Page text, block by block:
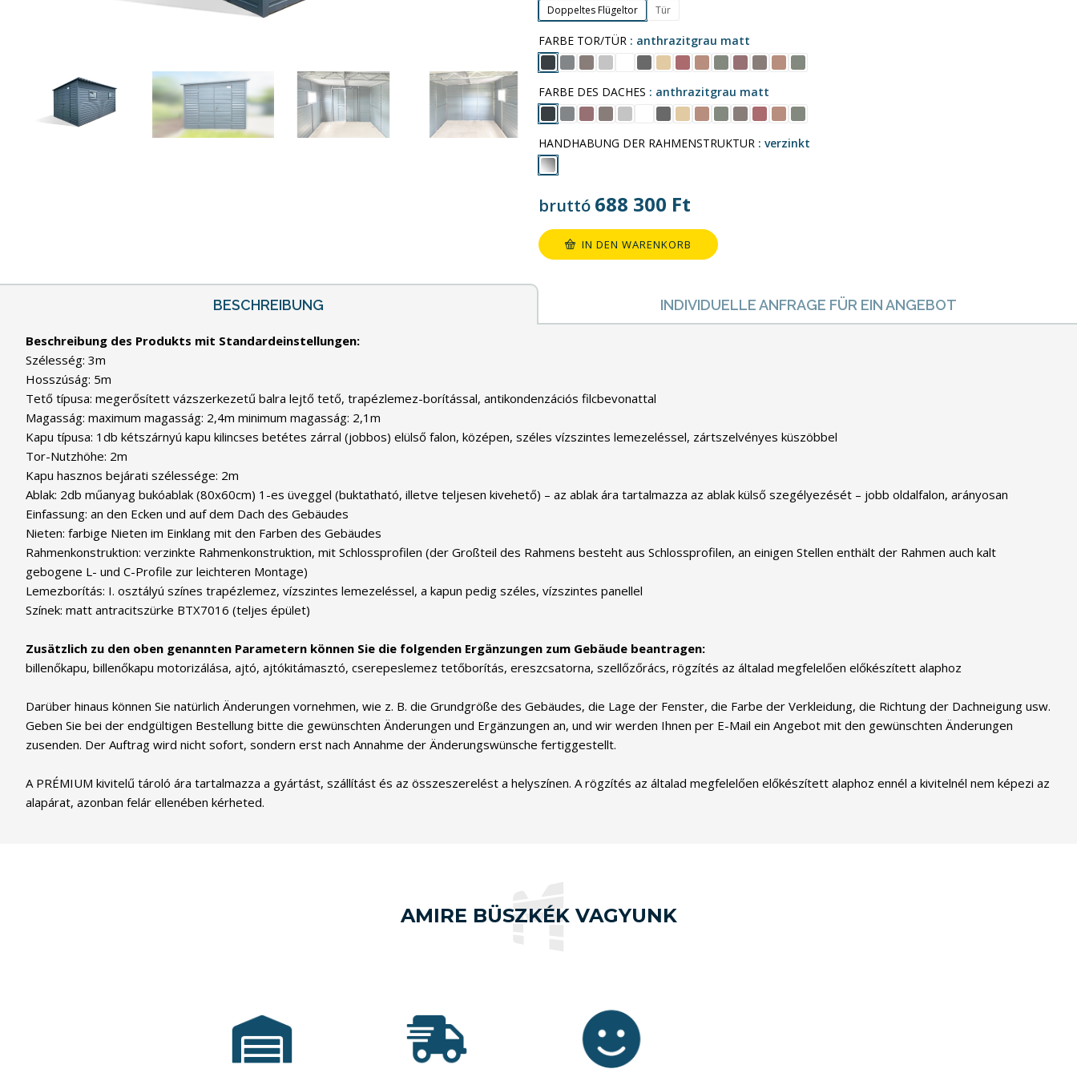
Doppeltes Flügeltor Tür
FARBE TOR/TÜR anthrazitgrau matt
FARBE DES DACHES anthrazitgrau matt
HANDHABUNG DER RAHMENSTRUKTUR verzinkt
bruttó 688 300 Ft
IN DEN WARENKORB
BESCHREIBUNG INDIVIDUELLE ANFRAGE FÜR EIN ANGEBOT
Beschreibung des Produkts mit Standardeinstellungen:
Szélesség: 3m
Hosszúság: 5m
Tető típusa: megerősített vázszerkezetű balra lejtő tető, trapézlemez-borítással, antikondenzációs filcbevonattal
Magasság: maximum magasság: 2,4m minimum magasság: 2,1m
Kapu típusa: 1db kétszárnyú kapu kilincses betétes zárral (jobbos) elülső falon, középen, széles vízszintes lemezeléssel, zártszelvényes küszöbbel
Tor-Nutzhöhe: 2m
Kapu hasznos bejárati szélessége: 2m
Ablak: 2db műanyag bukóablak (80x60cm) 1-es üveggel (buktatható, illetve teljesen kivehető) – az ablak ára tartalmazza az ablak külső szegélyezését – jobb oldalfalon, arányosan
Einfassung: an den Ecken und auf dem Dach des Gebäudes
Nieten: farbige Nieten im Einklang mit den Farben des Gebäudes
Rahmenkonstruktion: verzinkte Rahmenkonstruktion, mit Schlossprofilen (der Großteil des Rahmens besteht aus Schlossprofilen, an einigen Stellen enthält der Rahmen auch kalt
gebogene L- und C-Profile zur leichteren Montage)
Lemezborítás: I. osztályú színes trapézlemez, vízszintes lemezeléssel, a kapun pedig széles, vízszintes panellel
Színek: matt antracitszürke BTX7016 (teljes épület)
Zusätzlich zu den oben genannten Parametern können Sie die folgenden Ergänzungen zum Gebäude beantragen:
billenőkapu, billenőkapu motorizálása, ajtó, ajtókitámasztó, cserepeslemez tetőborítás, ereszcsatorna, szellőzőrács, rögzítés az általad megfelelően előkészített alaphoz
Darüber hinaus können Sie natürlich Änderungen vornehmen, wie z. B. die Grundgröße des Gebäudes, die Lage der Fenster, die Farbe der Verkleidung, die Richtung der Dachneigung usw.
Geben Sie bei der endgültigen Bestellung bitte die gewünschten Änderungen und Ergänzungen an, und wir werden Ihnen per E-Mail ein Angebot mit den gewünschten Änderungen
zusenden. Der Auftrag wird nicht sofort, sondern erst nach Annahme der Änderungswünsche fertiggestellt.
A PRÉMIUM kivitelű tároló ára tartalmazza a gyártást, szállítást és az összeszerelést a helyszínen. A rögzítés az általad megfelelően előkészített alaphoz ennél a kivitelnél nem képezi az
alapárat, azonban felár ellenében kérheted.
AMIRE BÜSZKÉK VAGYUNK
A
MobilGarázsBolt.hu
már
2015
óta
szolgálja vásárlói
Indulásunk óta
10.000
-nél is
több
termék
et
értékelték a
munkánkat,
közel
1000 db
eddig leadott